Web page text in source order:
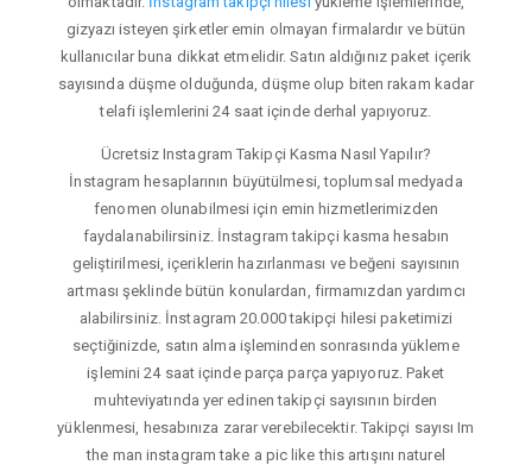
gizyazı isteyen şirketler emin olmayan firmalardır ve bütün
kullanıcılar buna dikkat etmelidir. Satın aldığınız paket içerik
sayısında düşme olduğunda, düşme olup biten rakam kadar
telafi işlemlerini 24 saat içinde derhal yapıyoruz.
Ücretsiz Instagram Takipçi Kasma Nasıl Yapılır?
İnstagram hesaplarının büyütülmesi, toplumsal medyada
fenomen olunabilmesi için emin hizmetlerimizden
faydalanabilirsiniz. İnstagram takipçi kasma hesabın
geliştirilmesi, içeriklerin hazırlanması ve beğeni sayısının
artması şeklinde bütün konulardan, firmamızdan yardımcı
alabilirsiniz. İnstagram 20.000 takipçi hilesi paketimizi
seçtiğinizde, satın alma işleminden sonrasında yükleme
işlemini 24 saat içinde parça parça yapıyoruz. Paket
muhteviyatında yer edinen takipçi sayısının birden
yüklenmesi, hesabınıza zarar verebilecektir. Takipçi sayısı Im
the man instagram take a pic like this artışını naturel